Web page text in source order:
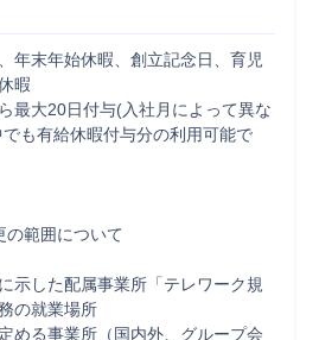
年末年始休暇、創立記念日、育児
暇
最大20日付与(入社月によって異な
も有給休暇付与分の利用可能で
の範囲について
示した配属事業所「テレワーク規
の就業場所
める事業所（国内外、グループ会